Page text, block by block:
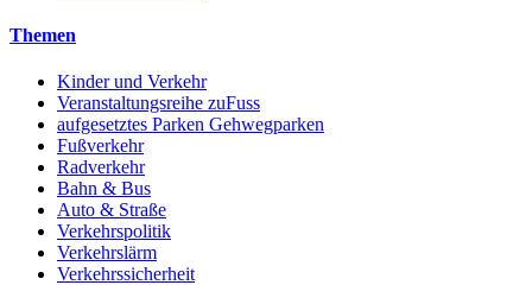
Themen
Kinder und Verkehr
Veranstaltungsreihe zuFuss
aufgesetztes Parken Gehwegparken
Fußverkehr
Radverkehr
Bahn & Bus
Auto & Straße
Verkehrspolitik
Verkehrslärm
Verkehrssicherheit